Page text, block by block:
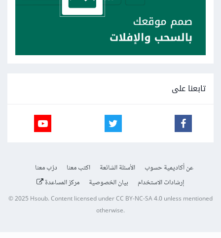
تابعنا على
عن أكاديمية حسوب الأسئلة الشائعة اكتب معنا
درّب معنا
إرشادات الاستخدام
بيان الخصوصية مركز المساعدة
© 2025Hsoub.Content licensed underCC BY-NC-SA 4.0unless mentioned
otherwise.